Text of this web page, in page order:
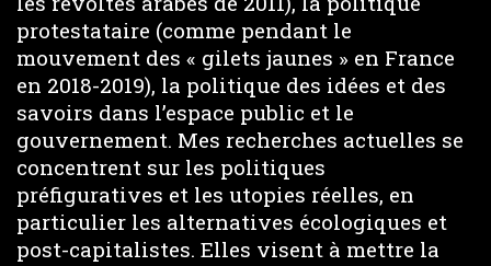
protestataire (comme pendant le
mouvement des « gilets jaunes » en France
en 2018-2019), la politique des idées et des
savoirs dans l’espace public et le
gouvernement. Mes recherches actuelles se
concentrent sur les politiques
préfiguratives et les utopies réelles, en
particulier les alternatives écologiques et
post-capitalistes. Elles visent à mettre la